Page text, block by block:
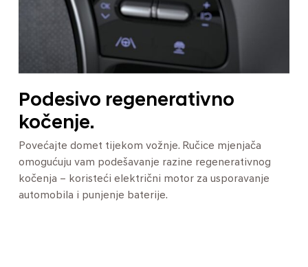
Podesivo regenerativno
kočenje.
Povećajte domet tijekom vožnje. Ručice mjenjača
omogućuju vam podešavanje razine regenerativnog
kočenja – koristeći električni motor za usporavanje
automobila i punjenje baterije.